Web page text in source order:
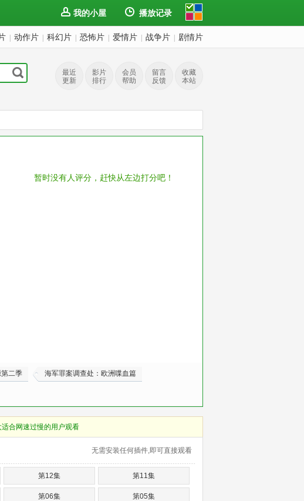
我的小屋 播放记录
动作片 科幻片 恐怖片 爱情片 战争片 剧情片
最近
更新
影片
排行
会员
帮助
留言
反馈
收藏
本站
暂时没有人评分，赶快从左边打分吧！
二季 海军罪案调查处：欧洲喋血篇
适合网速过慢的用户观看
无需安装任何插件,即可直接观看
第12集 第11集
第06集 第05集